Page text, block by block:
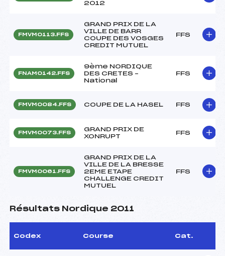
2012
FMVM0113.FFS
GRAND PRIX DE LA
VILLE DE BARR
COUPE DES VOSGES
CREDIT MUTUEL
FFS
FNAM0142.FFS
9ème NORDIQUE
DES CRETES –
National
FFS
FMVM0084.FFS COUPE DE LA HASEL FFS
FMVM0073.FFS
GRAND PRIX DE
XONRUPT
FFS
FMVM0061.FFS
GRAND PRIX DE LA
VILLE DE LA BRESSE
2EME ETAPE
CHALLENGE CREDIT
MUTUEL
FFS
Résultats Nordique 2011
Codex Course Cat.